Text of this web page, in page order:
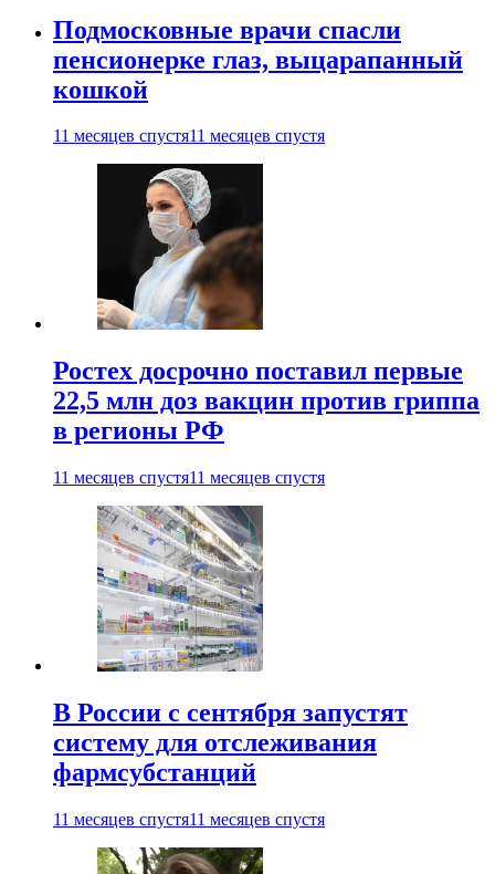
Подмосковные врачи спасли
пенсионерке глаз, выцарапанный
кошкой
11 месяцев спустя11 месяцев спустя
Ростех досрочно поставил первые
22,5 млн доз вакцин против гриппа
в регионы РФ
11 месяцев спустя11 месяцев спустя
В России с сентября запустят
систему для отслеживания
фармсубстанций
11 месяцев спустя11 месяцев спустя